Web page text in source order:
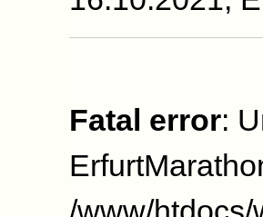
Fatal error: